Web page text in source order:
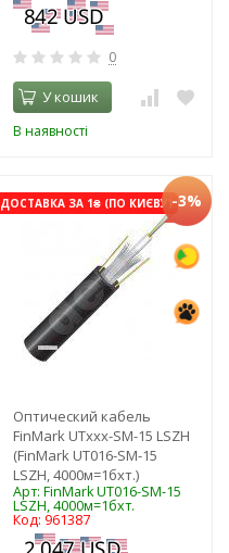
0
У кошик
В наявності
ДОСТАВКА ЗА 1₴ (ПО КИЄВУ)-3%
Оптический кабель
FinMark UTxxx-SM-15 LSZH
(FinMark UT016-SM-15
LSZH, 4000м=1бхт.)
Арт: FinMark UT016-SM-15
LSZH, 4000м=1бхт.
Код: 961387